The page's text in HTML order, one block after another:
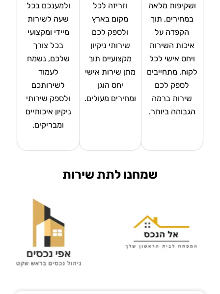
ושקיפות מלאה
במחירים, תוך
הקפדה על
איכות השירות
ויחס אישי לכל
לקוח. מתחייבים
לספק לכם
שירות ברמה
הגבוהה ביותר.
וזריזה לכל
מקום בארץ
ולספק לכם
שירותי ניקיון
מקצועיים תוך
מתן שירות אישי
יחס הוגן
ומחירים מעולים.
ולמענכם בכל
שעה לשירות
מיידי ומקצועי
בכל צורך
שלכם, נשמח
לעמוד
לשירותכם
ולספק שירותי
ניקיון איכותיים
ומבריקים.
שמחנו לתת שירות